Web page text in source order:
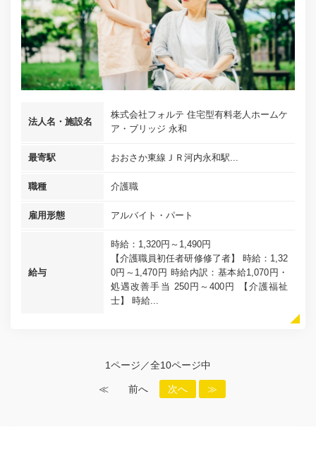
法人名・施設名
株式会社フォルテ 住宅型有料老人ホームケ
ア・ブリッジ 永和
最寄駅 おおさか東線ＪＲ河内永和駅...
職種 介護職
雇用形態 アルバイト・パート
給与
時給：1,320円～1,490円
【介護職員初任者研修修了者】 時給：1,32
0円～1,470円 時給内訳：基本給1,070円・
処遇改善手当 250円～400円 【介護福祉
士】 時給...
1ページ／全10ページ中
≪ 前へ 次へ ≫